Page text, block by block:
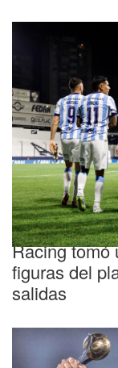
Tensión
Racing tomó
figuras del
salidas